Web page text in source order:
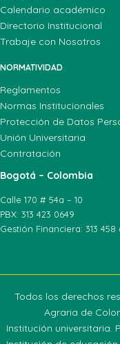
Calendario académico
Directorio Institucional
Trabaje con Nosotros
NORMATIVIDAD
Reglamentos
Normas Institucionales
Protección de Datos
Unión Universitaria
Contratación
Bogotá – Colombia
Calle 170 # 54a – 10
PBX: 313 423 0649
Gestión Financiera: 313 458
Todos los derechos
Agraria de
Institución universitaria.